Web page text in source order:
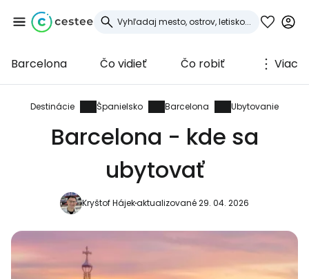
Barcelona Čo vidieť Čo robiť Viac
Destinácie Španielsko Barcelona Ubytovanie
Barcelona - kde sa
ubytovať
Kryštof Hájekaktualizované 29. 04. 2026
Prihláste sa do
služby Cestee
... celosvetovej komunity cestovateľov
Pokračovať so službou Google
Pokračovať na Facebooku